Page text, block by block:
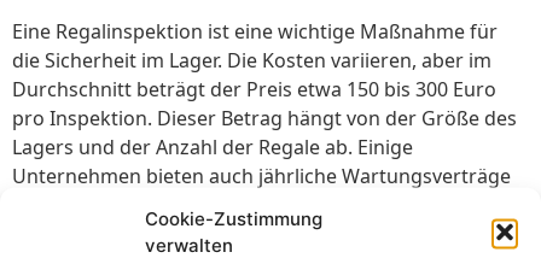
Cookie-Zustimmung
verwalten
Eine Regalinspektion ist eine wichtige Maßnahme für
die Sicherheit im Lager. Die Kosten variieren, aber im
Durchschnitt beträgt der Preis etwa 150 bis 300 Euro
pro Inspektion. Dieser Betrag hängt von der Größe des
Lagers und der Anzahl der Regale ab. Einige
Unternehmen bieten auch jährliche Wartungsverträge
an, die Rabatte beinhalten. Diese Verträge können die
Kosten reduzieren.